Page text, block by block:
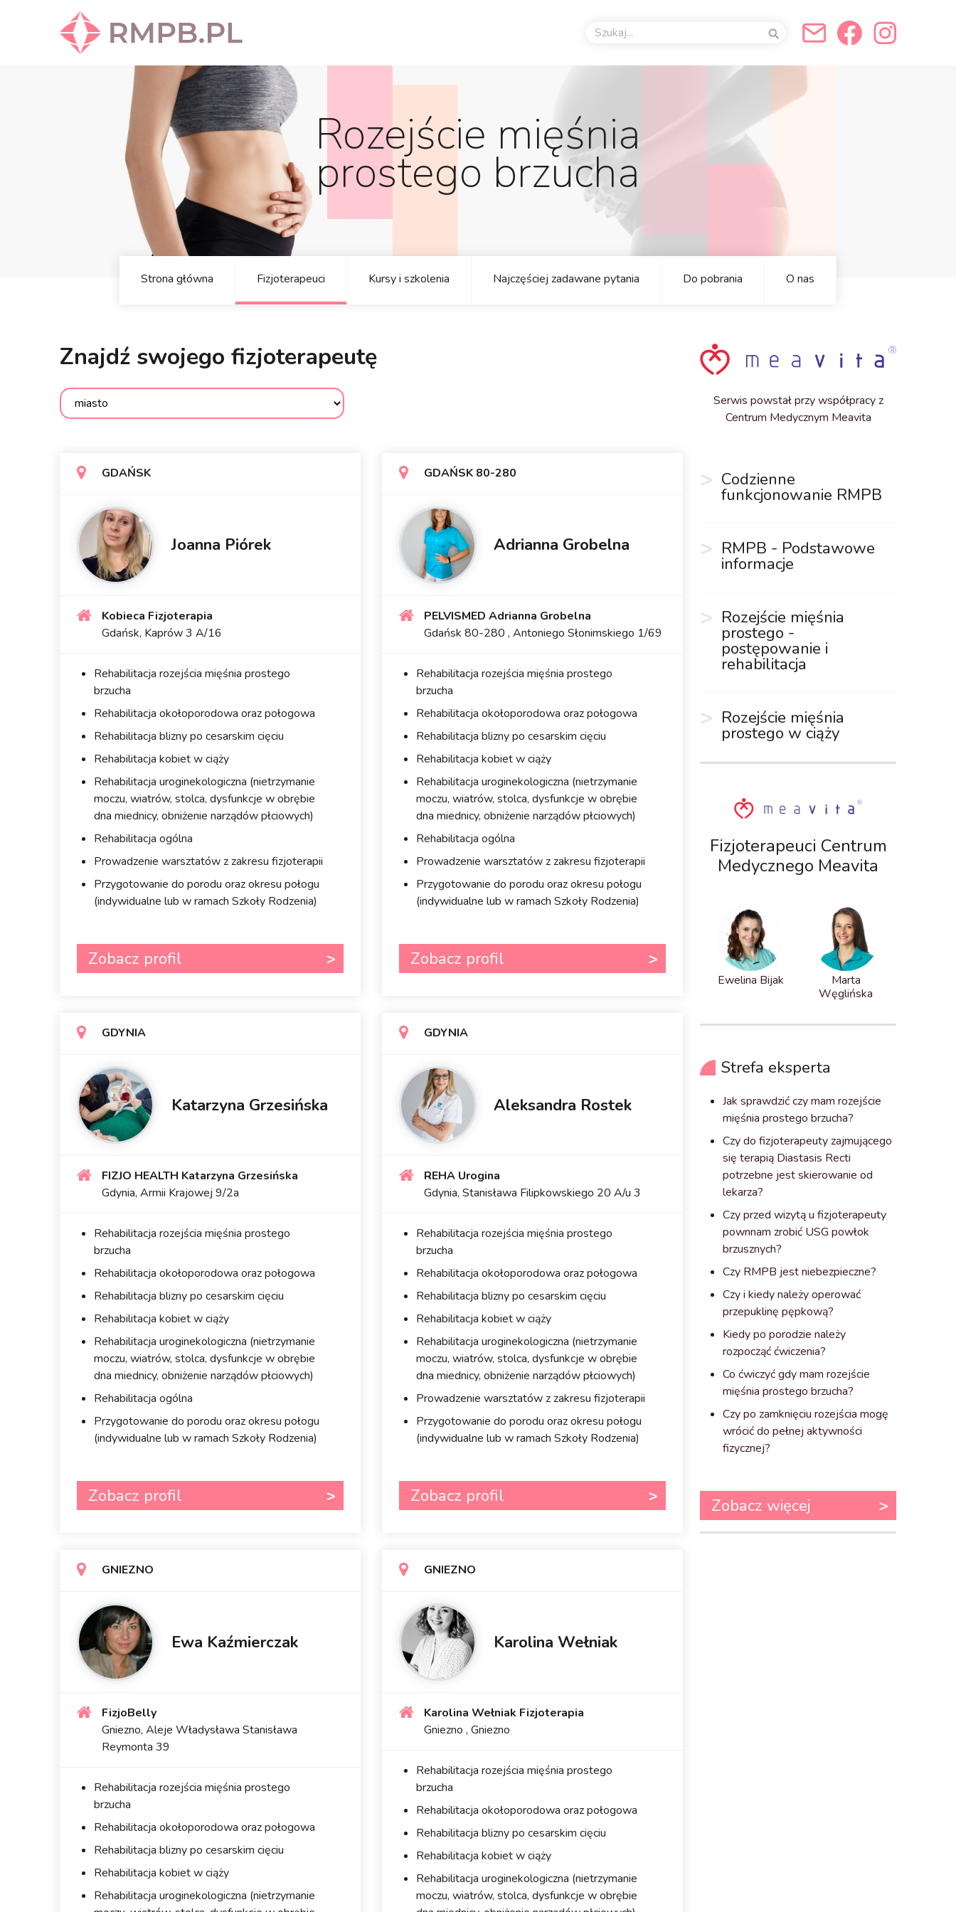
Rozejście mięśnia
prostego brzucha
Strona główna Fizjoterapeuci Kursy i szkolenia Najczęściej zadawane pytania Do pobrania O nas
Znajdź swojego fizjoterapeutę
GDAŃSK
Joanna Piórek
Kobieca Fizjoterapia
Gdańsk, Kaprów 3 A/16
Rehabilitacja rozejścia mięśnia prostego
brzucha
Rehabilitacja okołoporodowa oraz połogowa
Rehabilitacja blizny po cesarskim cięciu
Rehabilitacja kobiet w ciąży
Rehabilitacja uroginekologiczna (nietrzymanie
moczu, wiatrów, stolca, dysfunkcje w obrębie
dna miednicy, obniżenie narządów płciowych)
Rehabilitacja ogólna
Prowadzenie warsztatów z zakresu fizjoterapii
Przygotowanie do porodu oraz okresu połogu
(indywidualne lub w ramach Szkoły Rodzenia)
Zobacz profil
GDAŃSK 80-280
Adrianna Grobelna
PELVISMED Adrianna Grobelna
Gdańsk 80-280 , Antoniego Słonimskiego 1/69
Rehabilitacja rozejścia mięśnia prostego
brzucha
Rehabilitacja okołoporodowa oraz połogowa
Rehabilitacja blizny po cesarskim cięciu
Rehabilitacja kobiet w ciąży
Rehabilitacja uroginekologiczna (nietrzymanie
moczu, wiatrów, stolca, dysfunkcje w obrębie
dna miednicy, obniżenie narządów płciowych)
Rehabilitacja ogólna
Prowadzenie warsztatów z zakresu fizjoterapii
Przygotowanie do porodu oraz okresu połogu
(indywidualne lub w ramach Szkoły Rodzenia)
Zobacz profil
GDYNIA
Katarzyna Grzesińska
FIZJO HEALTH Katarzyna Grzesińska
Gdynia, Armii Krajowej 9/2a
Rehabilitacja rozejścia mięśnia prostego
brzucha
Rehabilitacja okołoporodowa oraz połogowa
Rehabilitacja blizny po cesarskim cięciu
Rehabilitacja kobiet w ciąży
Rehabilitacja uroginekologiczna (nietrzymanie
moczu, wiatrów, stolca, dysfunkcje w obrębie
dna miednicy, obniżenie narządów płciowych)
Rehabilitacja ogólna
Przygotowanie do porodu oraz okresu połogu
(indywidualne lub w ramach Szkoły Rodzenia)
Zobacz profil
GDYNIA
Aleksandra Rostek
REHA Urogina
Gdynia, Stanisława Filipkowskiego 20 A/u 3
Rehabilitacja rozejścia mięśnia prostego
brzucha
Rehabilitacja okołoporodowa oraz połogowa
Rehabilitacja blizny po cesarskim cięciu
Rehabilitacja kobiet w ciąży
Rehabilitacja uroginekologiczna (nietrzymanie
moczu, wiatrów, stolca, dysfunkcje w obrębie
dna miednicy, obniżenie narządów płciowych)
Prowadzenie warsztatów z zakresu fizjoterapii
Przygotowanie do porodu oraz okresu połogu
(indywidualne lub w ramach Szkoły Rodzenia)
Zobacz profil
GNIEZNO
Ewa Kaźmierczak
FizjoBelly
Gniezno, Aleje Władysława Stanisława
Reymonta 39
Rehabilitacja rozejścia mięśnia prostego
brzucha
Rehabilitacja okołoporodowa oraz połogowa
Rehabilitacja blizny po cesarskim cięciu
Rehabilitacja kobiet w ciąży
Rehabilitacja uroginekologiczna (nietrzymanie
GNIEZNO
Karolina Wełniak
Karolina Wełniak Fizjoterapia
Gniezno , Gniezno
Rehabilitacja rozejścia mięśnia prostego
brzucha
Rehabilitacja okołoporodowa oraz połogowa
Rehabilitacja blizny po cesarskim cięciu
Rehabilitacja kobiet w ciąży
Rehabilitacja uroginekologiczna (nietrzymanie
moczu, wiatrów, stolca, dysfunkcje w obrębie
Serwis powstał przy współpracy z
Centrum Medycznym Meavita
Codzienne
funkcjonowanie RMPB
RMPB - Podstawowe
informacje
Rozejście mięśnia
prostego -
postępowanie i
rehabilitacja
Rozejście mięśnia
prostego w ciąży
Fizjoterapeuci Centrum
Medycznego Meavita
Ewelina Bijak
Marta
Węglińska
Strefa eksperta
Jak sprawdzić czy mam rozejście
mięśnia prostego brzucha?
Czy do fizjoterapeuty zajmującego
się terapią Diastasis Recti
potrzebne jest skierowanie od
lekarza?
Czy przed wizytą u fizjoterapeuty
pownnam zrobić USG powłok
brzusznych?
Czy RMPB jest niebezpieczne?
Czy i kiedy należy operować
przepuklinę pępkową?
Kiedy po porodzie należy
rozpocząć ćwiczenia?
Co ćwiczyć gdy mam rozejście
mięśnia prostego brzucha?
Czy po zamknięciu rozejścia mogę
wrócić do pełnej aktywności
fizycznej?
Zobacz więcej